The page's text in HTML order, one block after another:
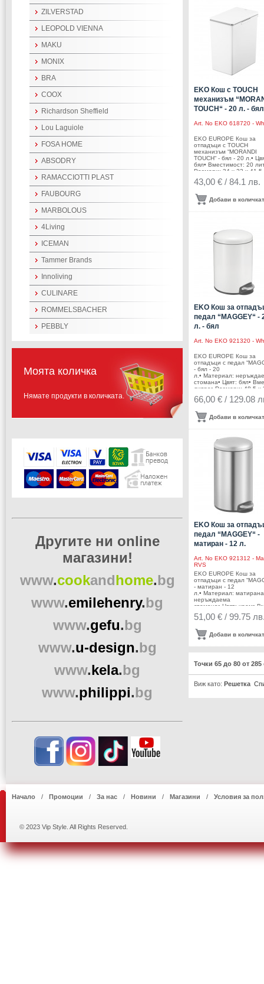
EKO Кош с TOUCH
механизъм
TOUCH“ - 20 л. - бял
Art. No EKO 618720 -
EKO EUROPE Кош за
отпадъци с TOUCH
механизъм “MORANDI
TOUCH“ - бял - 20 л.•
бял• Вместимост: 20
Размери: 34 х 22 х 41,5
см.• Фиксатор за
чувал / торба• Конектор
кошПроизводител: EKO
EUROPE / Холандия
43,00 € / 84.1 лв.
Добави в
EKO Кош за
педал “MAGGEY“ -
л. - бял
Art. No EKO 921320 -
EKO EUROPE Кош за
отпадъци с педал
- бял - 20
л.• Материал:
стомана• Цвят: бял•
литра• Размери: 48,5 х
х 30,5 см.• Вътрешна
пластмасова кофа•
отпечатъци• Безшумно
плавно отваряне и
заключване на капака в
отворена позиция, за
почистване или смяна
66,00 € / 129.08
Добави в
EKO Кош за
педал “MAGGEY“ -
матиран - 12 л.
Art. No EKO 921312 -
RVS
EKO EUROPE Кош за
отпадъци с педал
- матиран - 12
л.• Материал: матирана
неръждаема
стомана• Цвят: хром•
литра• Размери: 43,5 х
26 см.• Вътрешна
срещу пръстови
отпечатъци• Безшумно
затваряне на
заключване на капака в
торбата• Фиксатор за
торбаПроизводител:
51,00 € / 99.75
Добави в
Точки 65 до 80 от
Виж като: Решетка
ZILVERSTAD
LEOPOLD VIENNA
MAKU
MONIX
BRA
COOX
Richardson Sheffield
Lou Laguiole
FOSA HOME
ABSODRY
RAMACCIOTTI PLAST
FAUBOURG
MARBOLOUS
4Living
ICEMAN
Tammer Brands
Innoliving
CULINARE
ROMMELSBACHER
PEBBLY
Моята количка
Нямате продукти в количката.
Другите ни online
магазини!
www.cookandhome.bg
www.emilehenry.bg
www.gefu.bg
www.u-design.bg
www.kela.bg
www.philippi.bg
Начало Промоции За нас Новини Магазини Условия за
© 2023 Vip Style. All Rights Reserved.